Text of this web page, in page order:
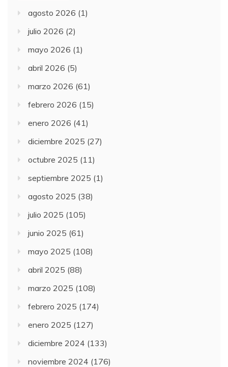
agosto 2026 (1)
julio 2026 (2)
mayo 2026 (1)
abril 2026 (5)
marzo 2026 (61)
febrero 2026 (15)
enero 2026 (41)
diciembre 2025 (27)
octubre 2025 (11)
septiembre 2025 (1)
agosto 2025 (38)
julio 2025 (105)
junio 2025 (61)
mayo 2025 (108)
abril 2025 (88)
marzo 2025 (108)
febrero 2025 (174)
enero 2025 (127)
diciembre 2024 (133)
noviembre 2024 (176)